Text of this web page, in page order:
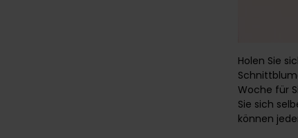
Holen Sie
Woche für
Sie sich
können